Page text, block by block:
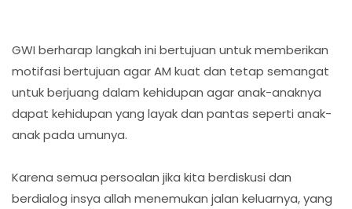
GWI berharap langkah ini bertujuan untuk memberikan
motifasi bertujuan agar AM kuat dan tetap semangat
untuk berjuang dalam kehidupan agar anak-anaknya
dapat kehidupan yang layak dan pantas seperti anak-
anak pada umunya.
Karena semua persoalan jika kita berdiskusi dan
berdialog insya allah menemukan jalan keluarnya, yang